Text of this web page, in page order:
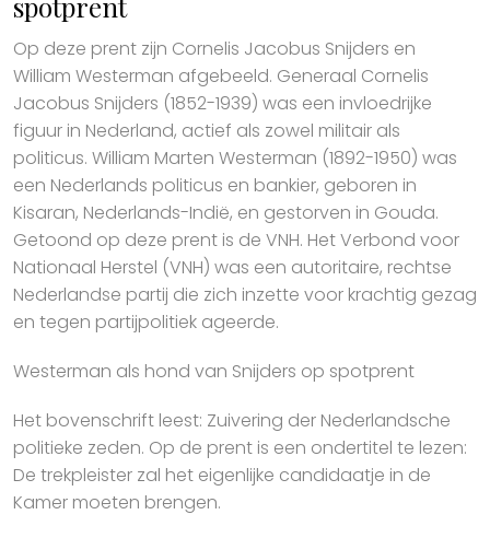
Op deze prent zijn Cornelis Jacobus Snijders en
William Westerman afgebeeld. Generaal Cornelis
Jacobus Snijders (1852-1939) was een invloedrijke
figuur in Nederland, actief als zowel militair als
politicus. William Marten Westerman (1892-1950) was
een Nederlands politicus en bankier, geboren in
Kisaran, Nederlands-Indië, en gestorven in Gouda.
Getoond op deze prent is de VNH. Het Verbond voor
Nationaal Herstel (VNH) was een autoritaire, rechtse
Nederlandse partij die zich inzette voor krachtig gezag
en tegen partijpolitiek ageerde.
Westerman als hond van Snijders op spotprent
Het bovenschrift leest: Zuivering der Nederlandsche
politieke zeden. Op de prent is een ondertitel te lezen:
De trekpleister zal het eigenlijke candidaatje in de
Kamer moeten brengen.